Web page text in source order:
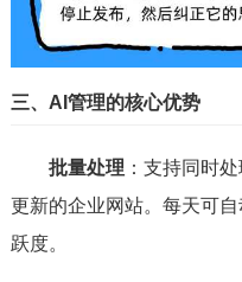
三、AI管理的核心优势
批量处理 ：支持同时
更新的企业网站。每天可
跃度。